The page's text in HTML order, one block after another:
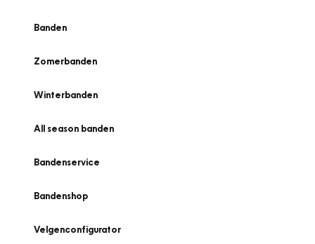
Banden
Zomerbanden
Winterbanden
All season banden
Bandenservice
Bandenshop
Velgenconfigurator